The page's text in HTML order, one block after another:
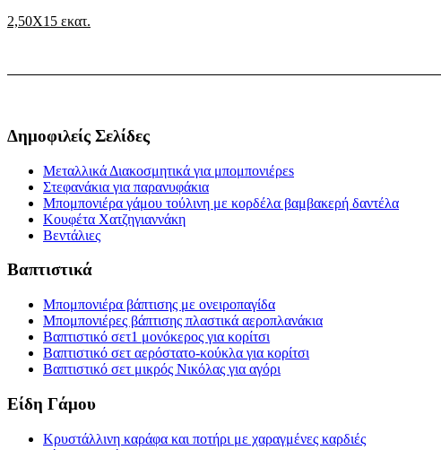
2,50Χ15 εκατ.
Δημοφιλείς Σελίδες
Μεταλλικά Διακοσμητικά για μπομπονιέρεs
Στεφανάκια για παρανυφάκια
Μπομπονιέρα γάμου τούλινη με κορδέλα βαμβακερή δαντέλα
Κουφέτα Χατζηγιαννάκη
Βεντάλιες
Βαπτιστικά
Μπομπονιέρα βάπτισης με ονειροπαγίδα
Μπομπονιέρες βάπτισης πλαστικά αεροπλανάκια
Βαπτιστικό σετ1 μονόκερος για κορίτσι
Βαπτιστικό σετ αερόστατο-κούκλα για κορίτσι
Βαπτιστικό σετ μικρός Νικόλας για αγόρι
Είδη Γάμου
Κρυστάλλινη καράφα και ποτήρι με χαραγμένες καρδιές